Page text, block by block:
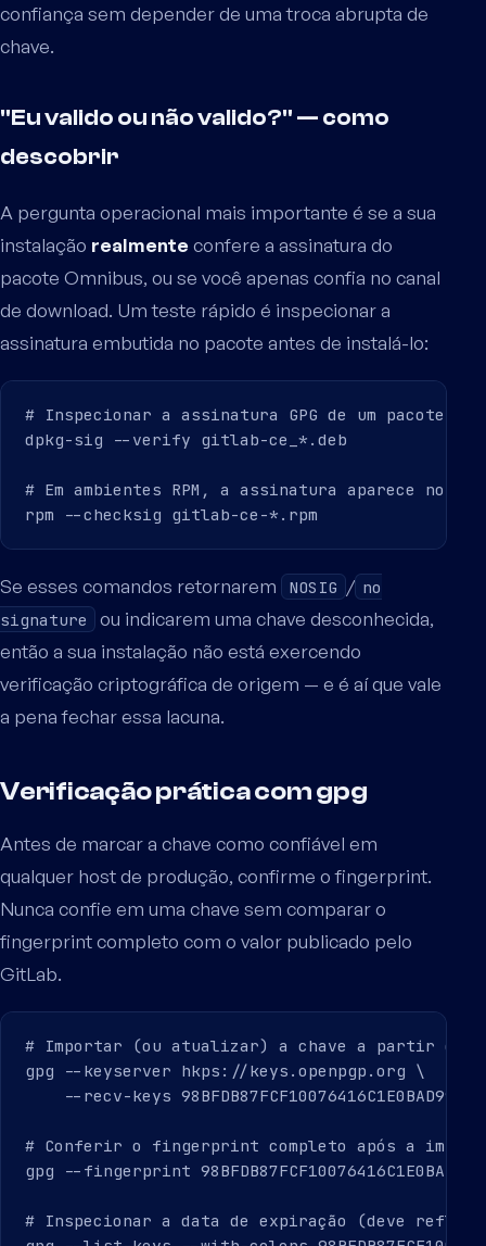
confiança sem depender de uma troca abrupta de
chave.
"Eu valido ou não valido?" — como
descobrir
A pergunta operacional mais importante é se a sua
instalação realmente confere a assinatura do
pacote Omnibus, ou se você apenas confia no canal
de download. Um teste rápido é inspecionar a
assinatura embutida no pacote antes de instalá-lo:
# Inspecionar a assinatura GPG de um pacote
dpkg-sig --verify gitlab-ce_*.deb
# Em ambientes RPM, a assinatura aparece no
Se esses comandos retornarem NOSIG / no
signature
ou indicarem uma chave desconhecida,
então a sua instalação não está exercendo
verificação criptográfica de origem — e é aí que vale
a pena fechar essa lacuna.
Verificação prática com gpg
Antes de marcar a chave como confiável em
qualquer host de produção, confirme o fingerprint.
Nunca confie em uma chave sem comparar o
fingerprint completo com o valor publicado pelo
GitLab.
# Importar (ou atualizar) a chave a partir de
gpg --keyserver hkps://keys.openpgp.org \
--recv-keys
# Conferir o fingerprint completo após a
gpg --fingerprint
# Inspecionar a data de expiração (deve